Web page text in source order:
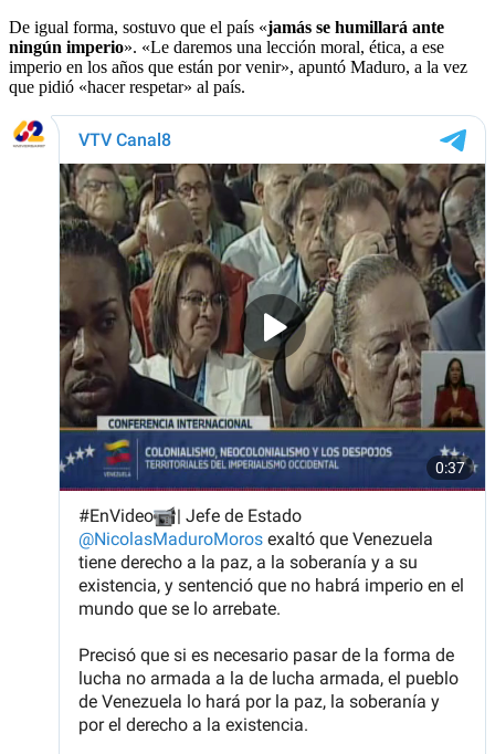
De igual forma, sostuvo que el país «jamás se humillará ante
ningún imperio». «Le daremos una lección moral, ética, a ese
imperio en los años que están por venir», apuntó Maduro, a la vez
que pidió «hacer respetar» al país.